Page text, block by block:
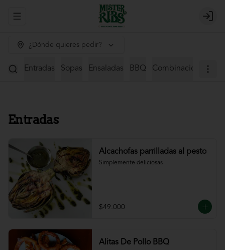
Abrir menu de navegación Login
¿Dónde quieres pedir?
Entradas Sopas Ensaladas BBQ Combinaciones
Entradas
Alcachofas parrilladas al pesto
Simplemente deliciosas
$49.000
Alitas De Pollo BBQ